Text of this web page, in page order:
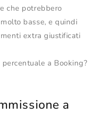
che potrebbero
basse, e quindi
extra giustificati
a Booking?
a